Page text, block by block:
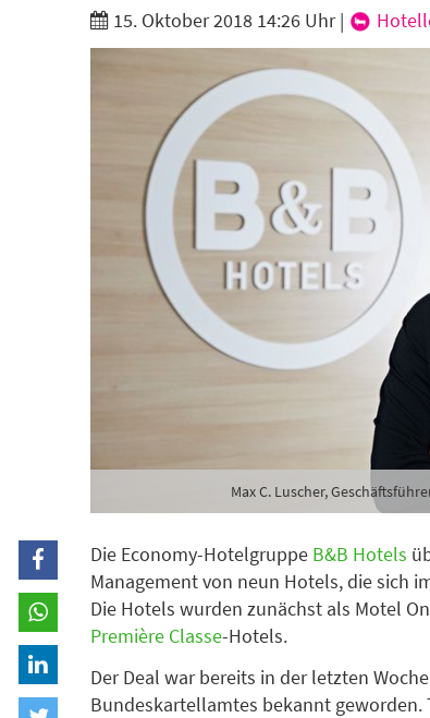
15. Oktober 2018 14:26 Uhr|
Max C. Luscher,
Die Economy-Hotelgruppe B&B Hotels
Management von neun Hotels, die sich
Die Hotels wurden zunächst als Motel
Première Classe-Hotels.
Der Deal war bereits in der letzten
Bundeskartellamtes bekannt geworden.